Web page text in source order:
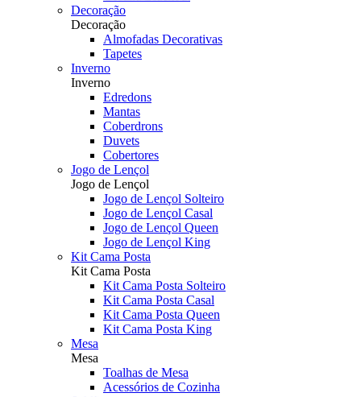
Decoração
Decoração
Almofadas Decorativas
Tapetes
Inverno
Inverno
Edredons
Mantas
Coberdrons
Duvets
Cobertores
Jogo de Lençol
Jogo de Lençol
Jogo de Lençol Solteiro
Jogo de Lençol Casal
Jogo de Lençol Queen
Jogo de Lençol King
Kit Cama Posta
Kit Cama Posta
Kit Cama Posta Solteiro
Kit Cama Posta Casal
Kit Cama Posta Queen
Kit Cama Posta King
Mesa
Mesa
Toalhas de Mesa
Acessórios de Cozinha